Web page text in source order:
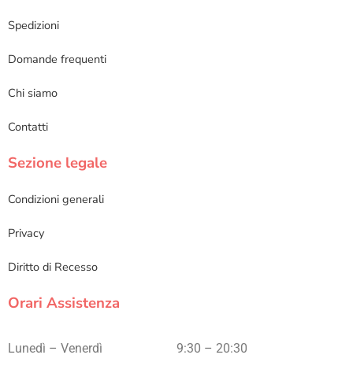
Spedizioni
Domande frequenti
Chi siamo
Contatti
Sezione legale
Condizioni generali
Privacy
Diritto di Recesso
Orari Assistenza
Lunedì – Venerdì 9:30 – 20:30